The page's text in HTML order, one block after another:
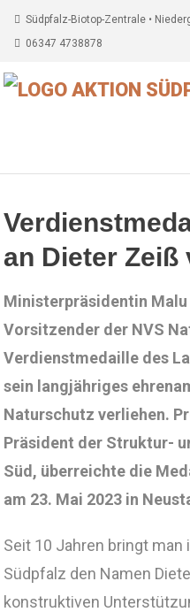
Südpfalz-Biotop-Zentrale •
06347 4738878
an Dieter Zeiß
Ministerpräsidentin Malu
Vorsitzender der NVS
Verdienstmedaille des
sein langjähriges
Naturschutz verliehen.
Präsident der Struktur-
Süd, überreichte die
am 23. Mai 2023 in
Seit 10 Jahren bringt man
Südpfalz den Namen
konstruktiven